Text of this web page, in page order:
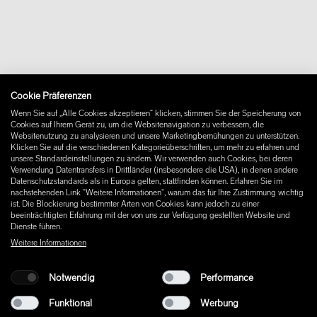
Impressum
Facebook
Pinterest
LinkedIn
YouTube
Cookie Präferenzen
Wenn Sie auf „Alle Cookies akzeptieren“ klicken, stimmen Sie der Speicherung von
Cookies auf Ihrem Gerät zu, um die Websitenavigation zu verbessern, die
Websitenutzung zu analysieren und unsere Marketingbemühungen zu unterstützen.
Klicken Sie auf die verschiedenen Kategorieüberschriften, um mehr zu erfahren und
unsere Standardeinstellungen zu ändern. Wir verwenden auch Cookies, bei deren
Verwendung Datentransfers in Drittländer (insbesondere die USA), in denen andere
Datenschutzstandards als in Europa gelten, stattfinden können. Erfahren Sie im
nachstehenden Link "Weitere Informationen", warum das für Ihre Zustimmung wichtig
ist. Die Blockierung bestimmter Arten von Cookies kann jedoch zu einer
beeinträchtigten Erfahrung mit der von uns zur Verfügung gestellten Website und
Dienste führen.
Weitere Informationen
Notwendig Performance
Funktional Werbung